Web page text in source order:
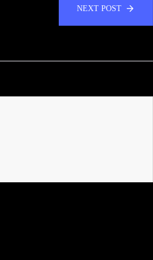
NEXT POST